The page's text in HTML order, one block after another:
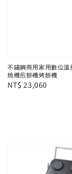
不鏽鋼商用家用數位溫
燒機煎餅機烤餅機
Regular
NT$ 23,060